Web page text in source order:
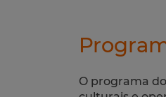
O programa do